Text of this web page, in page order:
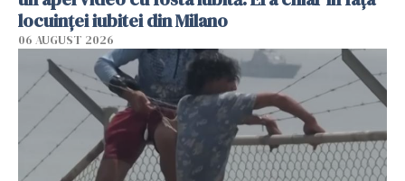
locuinței iubitei din Milano
06 AUGUST 2026